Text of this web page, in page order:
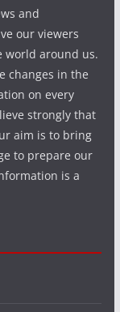
and
our viewers
world around us.
changes in the
on every
strongly that
aim is to bring
to prepare our
is a